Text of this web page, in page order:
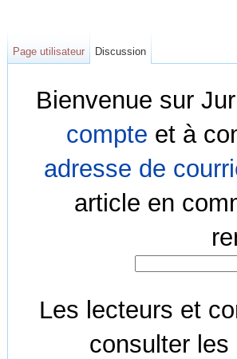
Bienvenue sur
compte et à
adresse de
article en
Les lecteurs et
consulter les
Page utilisateur Discussion